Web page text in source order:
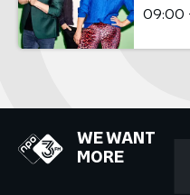
09:00
WE WANT
MORE